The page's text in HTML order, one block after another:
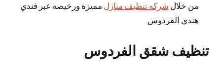
من خلال شركه تنظيف منازل مميزة ورخيصة عبر فندي
هندي الفردوس
تنظيف شقق الفردوس